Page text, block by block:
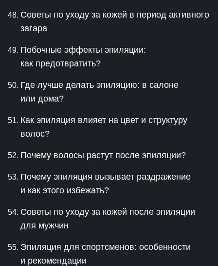
Советы по уходу за кожей в период активного
загара
Побочные эффекты эпиляции:
как предотвратить?
Где лучше делать эпиляцию: в салоне
или дома?
Как эпиляция влияет на цвет и структуру
волос?
Почему волосы растут после эпиляции?
Почему эпиляция вызывает раздражение
и как этого избежать?
Советы по уходу за кожей после эпиляции
для мужчин
Эпиляция для спортсменов: особенности
и рекомендации